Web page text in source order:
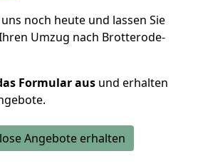
noch heute und lassen Sie
Umzug nach Brotterode-
Formular aus und erhalten
Angebote erhalten